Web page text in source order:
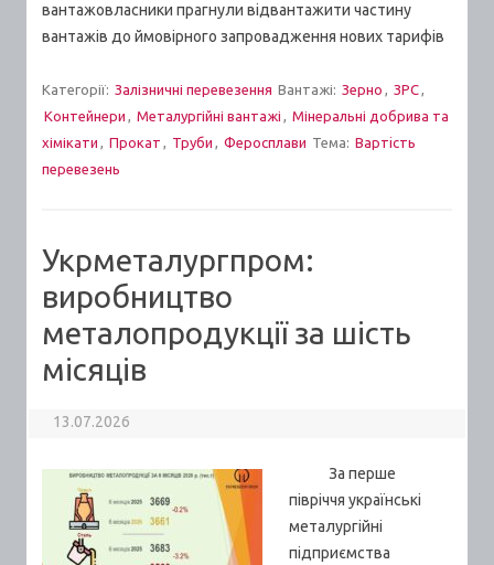
вантажовласники прагнули відвантажити частину
вантажів до ймовірного запровадження нових тарифів
Категорії: Залізничні перевезення Вантажі: Зерно , ЗРС,
Контейнери , Металургійні вантажі , Мінеральні добрива та
хімікати , Прокат , Труби , Феросплави Тема: Вартiсть
перевезень
Укрметалургпром:
виробництво
металопродукції за шість
місяців
13.07.2026
За перше
півріччя українські
металургійні
підприємства